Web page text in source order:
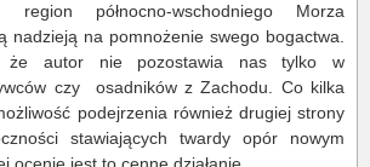
region północno-wschodniego Morza
nadzieją na pomnożenie swego bogactwa.
że autor nie pozostawia nas tylko w
czy osadników z Zachodu. Co kilka
podejrzenia również drugiej strony
stawiających twardy opór nowym